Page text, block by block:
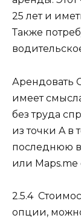
25 лет и
Также
Арендовать
имеет
без труда
из точки A в
последнюю
или
2.5.4
опции,